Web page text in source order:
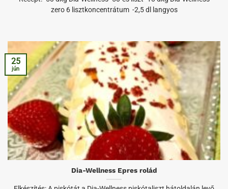
zero 6 lisztkoncentrátum -2,5 dl langyos
Dia-Wellness Epres rolád
25
jún